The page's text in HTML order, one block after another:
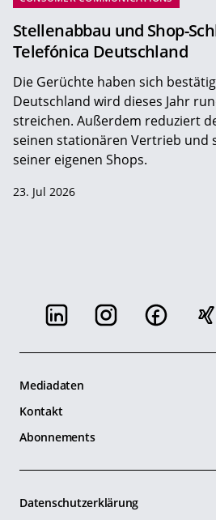
Stellenabbau und Shop-
Telefónica Deutschland
Die Gerüchte haben sich
Deutschland wird dieses Jahr
streichen. Außerdem reduziert
seinen stationären Vertrieb und
seiner eigenen Shops.
23. Jul 2026
Mediadaten
Kontakt
Abonnements
Datenschutzerklärung